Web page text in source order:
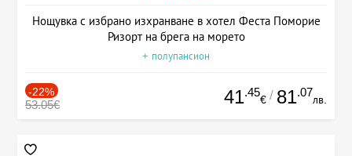
Нощувка с избрано изхранване в хотел Феста Поморие
Ризорт на брега на морето
+ полупансион
-22%
53.05€ 41.45
€ / 81.07
лв.